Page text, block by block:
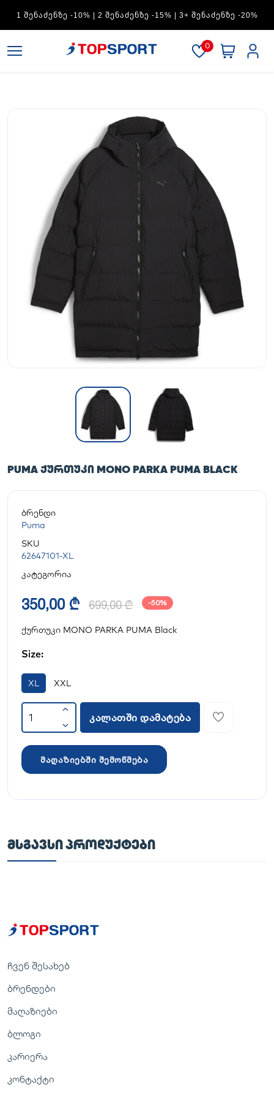
1 ᲨᲔᲜᲐᲫᲔᲜᲖᲔ -10% | 2 ᲨᲔᲜᲐᲫᲔᲜᲖᲔ -15% | 3+ ᲨᲔᲜᲐᲫᲔᲜᲖᲔ -20%
0
PUMA ᲥᲣᲠᲗᲣᲙᲘ MONO PARKA PUMA BLACK
ბრენდი
Puma
SKU
62647101-XL
კატეგორია
350,00 ₾ 699,00 ₾ -50%
ქურთუკი MONO PARKA PUMA Black
Size:
XL XXL
კალათში დამატება
მაღაზიებში შემოწმება
ᲛᲡᲒᲐᲕᲡᲘ ᲞᲠᲝᲓᲣᲥᲢᲔᲑᲘ
ჩვენ შესახებ
ბრენდები
მაღაზიები
ბლოგი
კარიერა
კონტაქტი